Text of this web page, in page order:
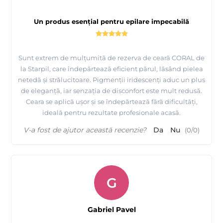
Un produs esențial pentru epilare impecabilă
Sunt extrem de mulțumită de rezerva de ceară CORAL de
la Starpil, care îndepărtează eficient părul, lăsând pielea
netedă și strălucitoare. Pigmenții iridescenți aduc un plus
de eleganță, iar senzația de disconfort este mult redusă.
Ceara se aplică ușor și se îndepărtează fără dificultăți,
ideală pentru rezultate profesionale acasă.
V-a fost de ajutor această recenzie? Da Nu (0/0)
G
Gabriel Pavel